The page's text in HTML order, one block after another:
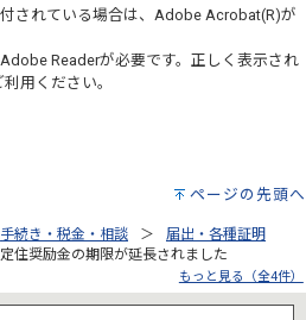
されている場合は、Adobe Acrobat(R)が
Adobe Readerが必要です。正しく表示され
用ください。
ページの先頭へ
手続き・税金・相談
届出・各種証明
定住奨励金の期限が延長されました
もっと見る（全4件）